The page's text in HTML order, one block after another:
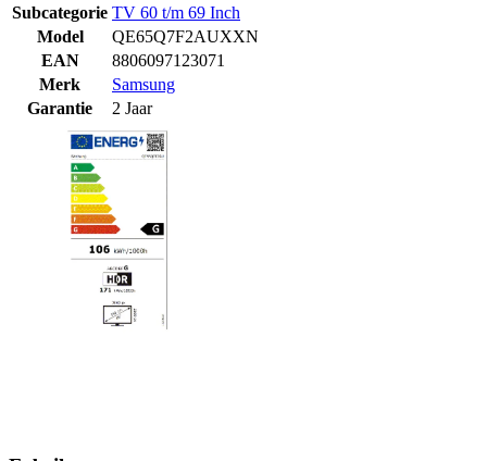
Subcategorie TV 60 t/m 69 Inch
Model
QE65Q7F2AUXXN
EAN
8806097123071
Merk
Samsung
Garantie
2 Jaar